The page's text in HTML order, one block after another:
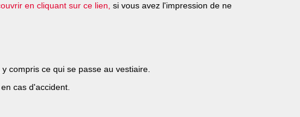
en cliquant sur ce lien, si vous avez l'impression de ne
compris ce qui se passe au vestiaire.
cas d'accident.